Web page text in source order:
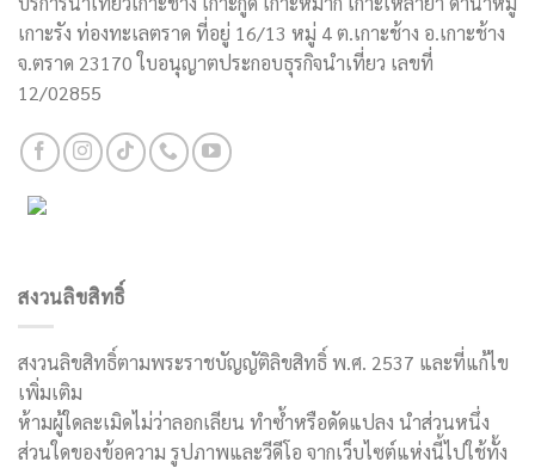
เกาะรัง ท่องทะเลตราด ที่อยู่ 16/13 หมู่ 4 ต.เกาะช้าง อ.เกาะช้าง
จ.ตราด 23170 ใบอนุญาตประกอบธุรกิจนำเที่ยว เลขที่
12/02855
สงวนลิขสิทธิ์
สงวนลิขสิทธิ์ตามพระราชบัญญัติลิขสิทธิ์ พ.ศ. 2537 และที่แก้ไข
เพิ่มเติม
ห้ามผู้ใดละเมิดไม่ว่าลอกเลียน ทำซ้ำหรือดัดแปลง นำส่วนหนึ่ง
ส่วนใดของข้อความ รูปภาพและวีดีโอ จากเว็บไซต์แห่งนี้ไปใช้ทั้ง